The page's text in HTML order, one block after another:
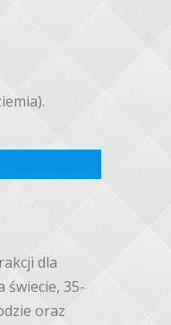
dla
świecie, 35-
oraz